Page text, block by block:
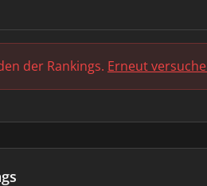
der Rankings. Erneut